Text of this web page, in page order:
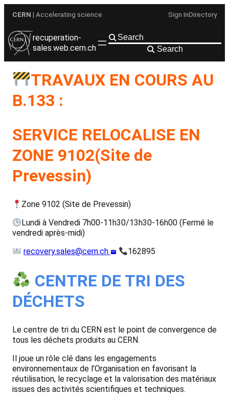
contenu
CERN | Accelerating science Sign InDirectory
recuperation-
sales.web.cern.ch
Search
TRAVAUX EN COURS AU
B.133 :
SERVICE RELOCALISE EN
ZONE 9102(Site de
Prevessin)
Zone 9102 (Site de Prevessin)
Lundi à Vendredi 7h00-11h30/13h30-16h00 (Fermé le
vendredi après-midi)
recovery.sales@cern.ch
162895
CENTRE DE TRI DES
DÉCHETS
Le centre de tri du CERN est le point de convergence de
tous les déchets produits au CERN.
Il joue un rôle clé dans les engagements
environnementaux de l’Organisation en favorisant la
réutilisation, le recyclage et la valorisation des matériaux
issues des activités scientifiques et techniques.